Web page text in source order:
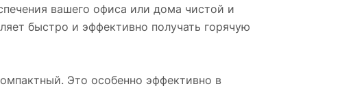
вашего офиса или дома чистой и
быстро и эффективно получать горячую
Это особенно эффективно в